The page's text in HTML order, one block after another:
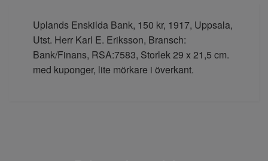
Uplands Enskilda Bank, 150 kr, 1917, Uppsala,
Utst. Herr Karl E. Eriksson, Bransch:
Bank/Finans, RSA:7583, Storlek 29 x 21,5 cm.
med kuponger, lite mörkare i överkant.